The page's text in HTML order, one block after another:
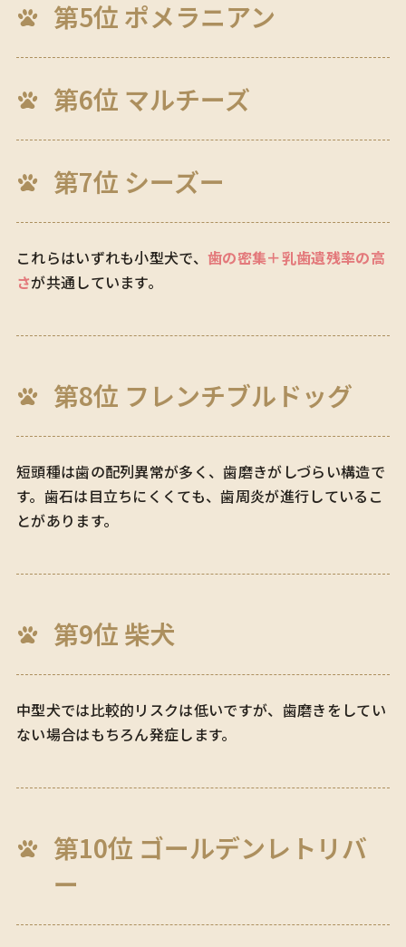
第5位 ポメラニアン
第6位 マルチーズ
第7位 シーズー
これらはいずれも小型犬で、歯の密集＋乳歯遺残率の高
さが共通しています。
第8位 フレンチブルドッグ
短頭種は歯の配列異常が多く、歯磨きがしづらい構造で
す。歯石は目立ちにくくても、歯周炎が進行しているこ
とがあります。
第9位 柴犬
中型犬では比較的リスクは低いですが、歯磨きをしてい
ない場合はもちろん発症します。
第10位 ゴールデンレトリバ
ー